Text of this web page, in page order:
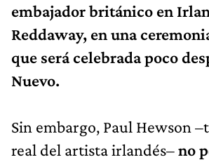
embajador británico en
Reddaway, en una
que será celebrada poco
Nuevo.
Sin embargo, Paul Hewson
real del artista irlandés–no